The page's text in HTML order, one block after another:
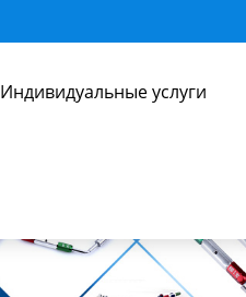
Индивидуальные услуги